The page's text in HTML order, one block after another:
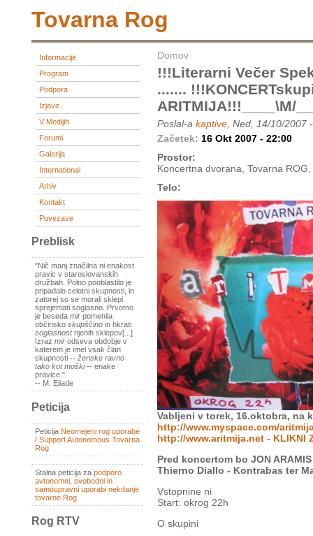
Tovarna Rog
Informacije
Program
Podpora
Izjave
V Medijih
Forumi
Galerija
International
Arhiv
Kontakt
Povezave
Preblisk
"Nič manj značilna ni enakost
pravic v staroslovanskih
družbah. Polno pooblastilo je
pripadalo celotni skupnosti, in
zatorej so se morali sklepi
sprejemati soglasno. Prvotno
je beseda mir pomenila
občinsko skupščino in hkrati
soglasnostnjenih sklepov[...]
Izraz mir odseva obdobje v
katerem je imel vsak član
skupnosti -- ženske ravno
tako kot moški-- enake
pravice."
-- M. Eliade
Peticija
Peticija Neomejeni rog uporabe
/ Support Autonomous Tovarna
Rog
Stalna peticija za podporo
avtonomni, svobodni in
samoupravni uporabi nekdanje
tovarne Rog
Rog RTV
Domov
!!!Literarni Večer
.......
ARITMIJA!!!____\m/
Poslal-a kaptive , Ned, 14/10/2007
Začetek: 16 Okt 2007 - 22:00
Prostor:
Koncertna dvorana, Tovarna
Telo:
Vabljeni v torek, 16.oktobra, na
http://www.myspace.com/
http://www.aritmija.net - KLIKNI
Pred koncertom bo JON
Thierno Diallo - Kontrabas ter
Vstopnine ni
Start: okrog 22h
O skupini